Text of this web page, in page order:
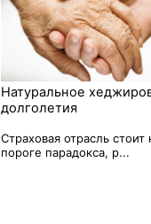
Натуральное
долголетия
Страховая отрасль стоит
пороге парадокса, р...